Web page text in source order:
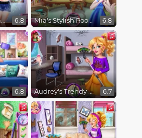
Retro Gamers Party 6.8 Mia's Stylish Room 6.8
Belle Books and Fashion 6.8 Audrey's Trendy College Room 6.7